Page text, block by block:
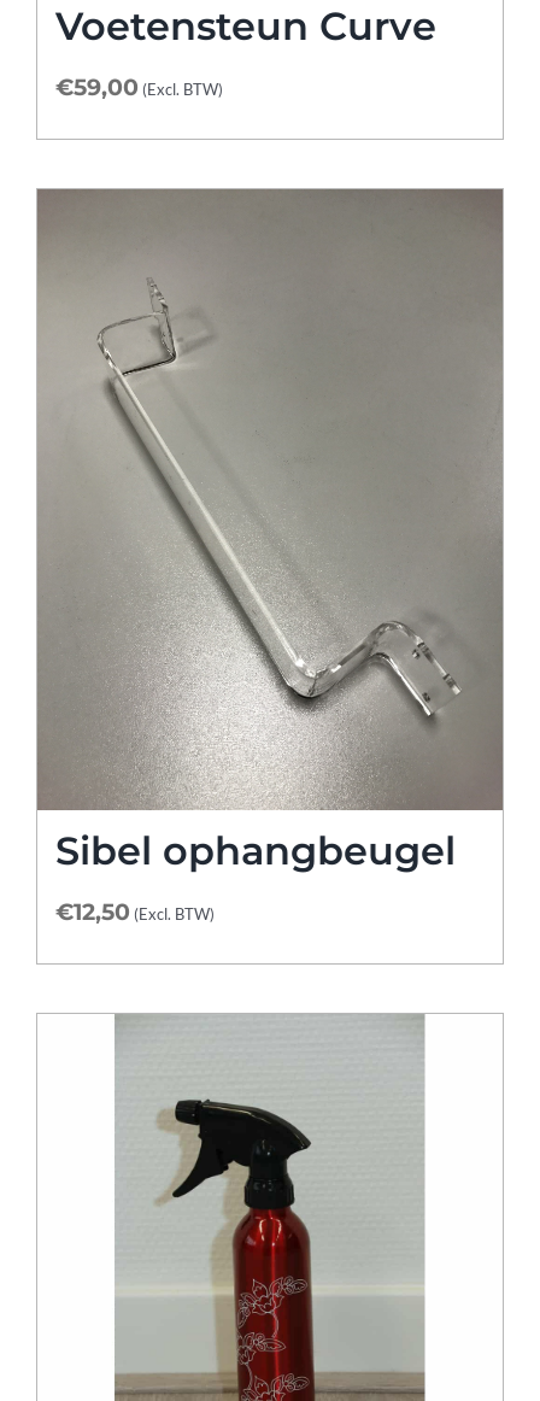
Voetensteun Curve
€59,00 (Excl. BTW)
Sibel ophangbeugel
€12,50 (Excl. BTW)